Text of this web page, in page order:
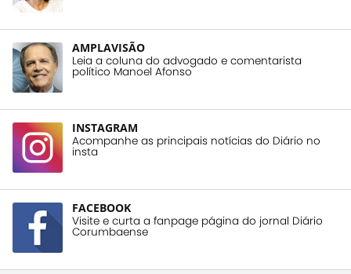
AMPLAVISÃO
Leia a coluna do advogado e comentarista
político Manoel Afonso
INSTAGRAM
Acompanhe as principais notícias do Diário no
insta
FACEBOOK
Visite e curta a fanpage página do jornal Diário
Corumbaense